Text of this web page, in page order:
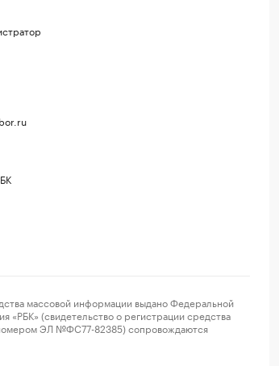
массовой информации выдано Федеральной
(свидетельство о регистрации средства
ЭЛ №ФС77-82385) сопровождаются